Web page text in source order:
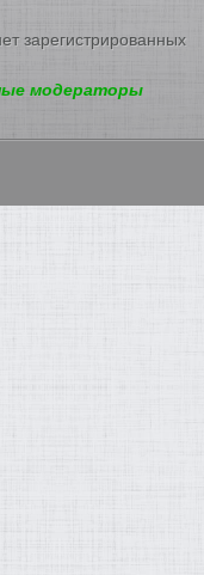
зарегистрированных
модераторы